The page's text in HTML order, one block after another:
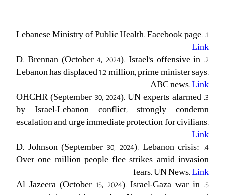
1. Lebanese Ministry of Public Health. Facebook page.
Link
2. D. Brennan (October 4, 2024). Israel's offensive in
Lebanon has displaced 1.2 million, prime minister says.
ABC news.Link
3. OHCHR (September 30, 2024). UN experts alarmed
by Israel-Lebanon conflict, strongly condemn
escalation and urge immediate protection for civilians.
Link
4. D. Johnson (September 30, 2024). Lebanon crisis:
Over one million people flee strikes amid invasion
fears. UN News.Link
5. Al Jazeera (October 15, 2024). Israel-Gaza war in